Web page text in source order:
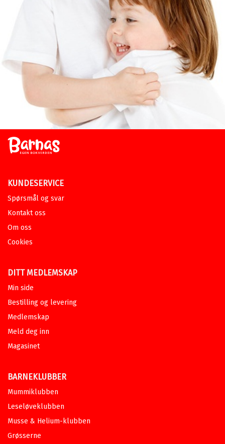
KUNDESERVICE
Spørsmål og svar
Kontakt oss
Om oss
Cookies
DITT MEDLEMSKAP
Min side
Bestilling og levering
Medlemskap
Meld deg inn
Magasinet
BARNEKLUBBER
Mummiklubben
Leseløveklubben
Musse & Helium-klubben
Grøsserne